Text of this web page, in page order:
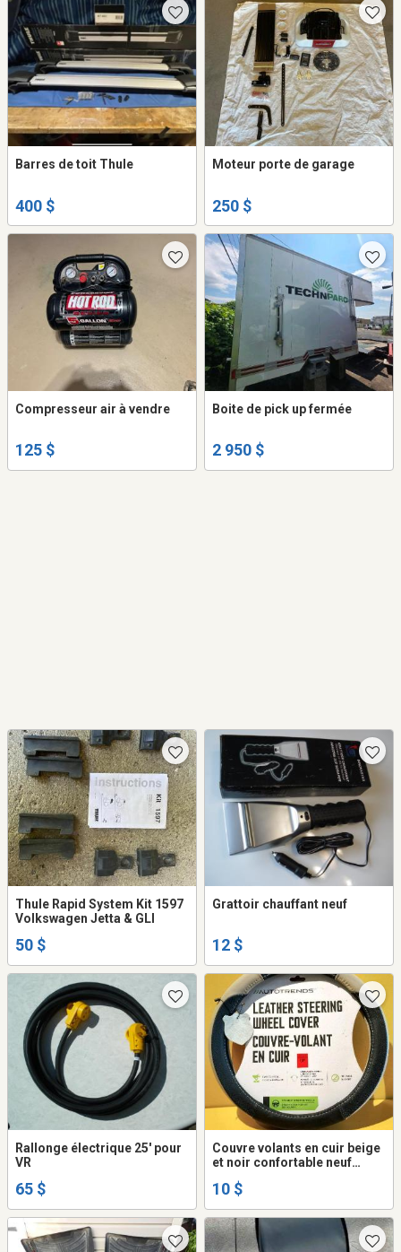
Barres de toit Thule
400 $
Moteur porte de garage
250 $
Compresseur air à vendre
125 $
Boite de pick up fermée
2 950 $
Thule Rapid System Kit 1597
Volkswagen Jetta & GLI
50 $
Grattoir chauffant neuf
12 $
Rallonge électrique 25' pour
VR
65 $
Couvre volants en cuir beige
et noir confortable neuf
10 $